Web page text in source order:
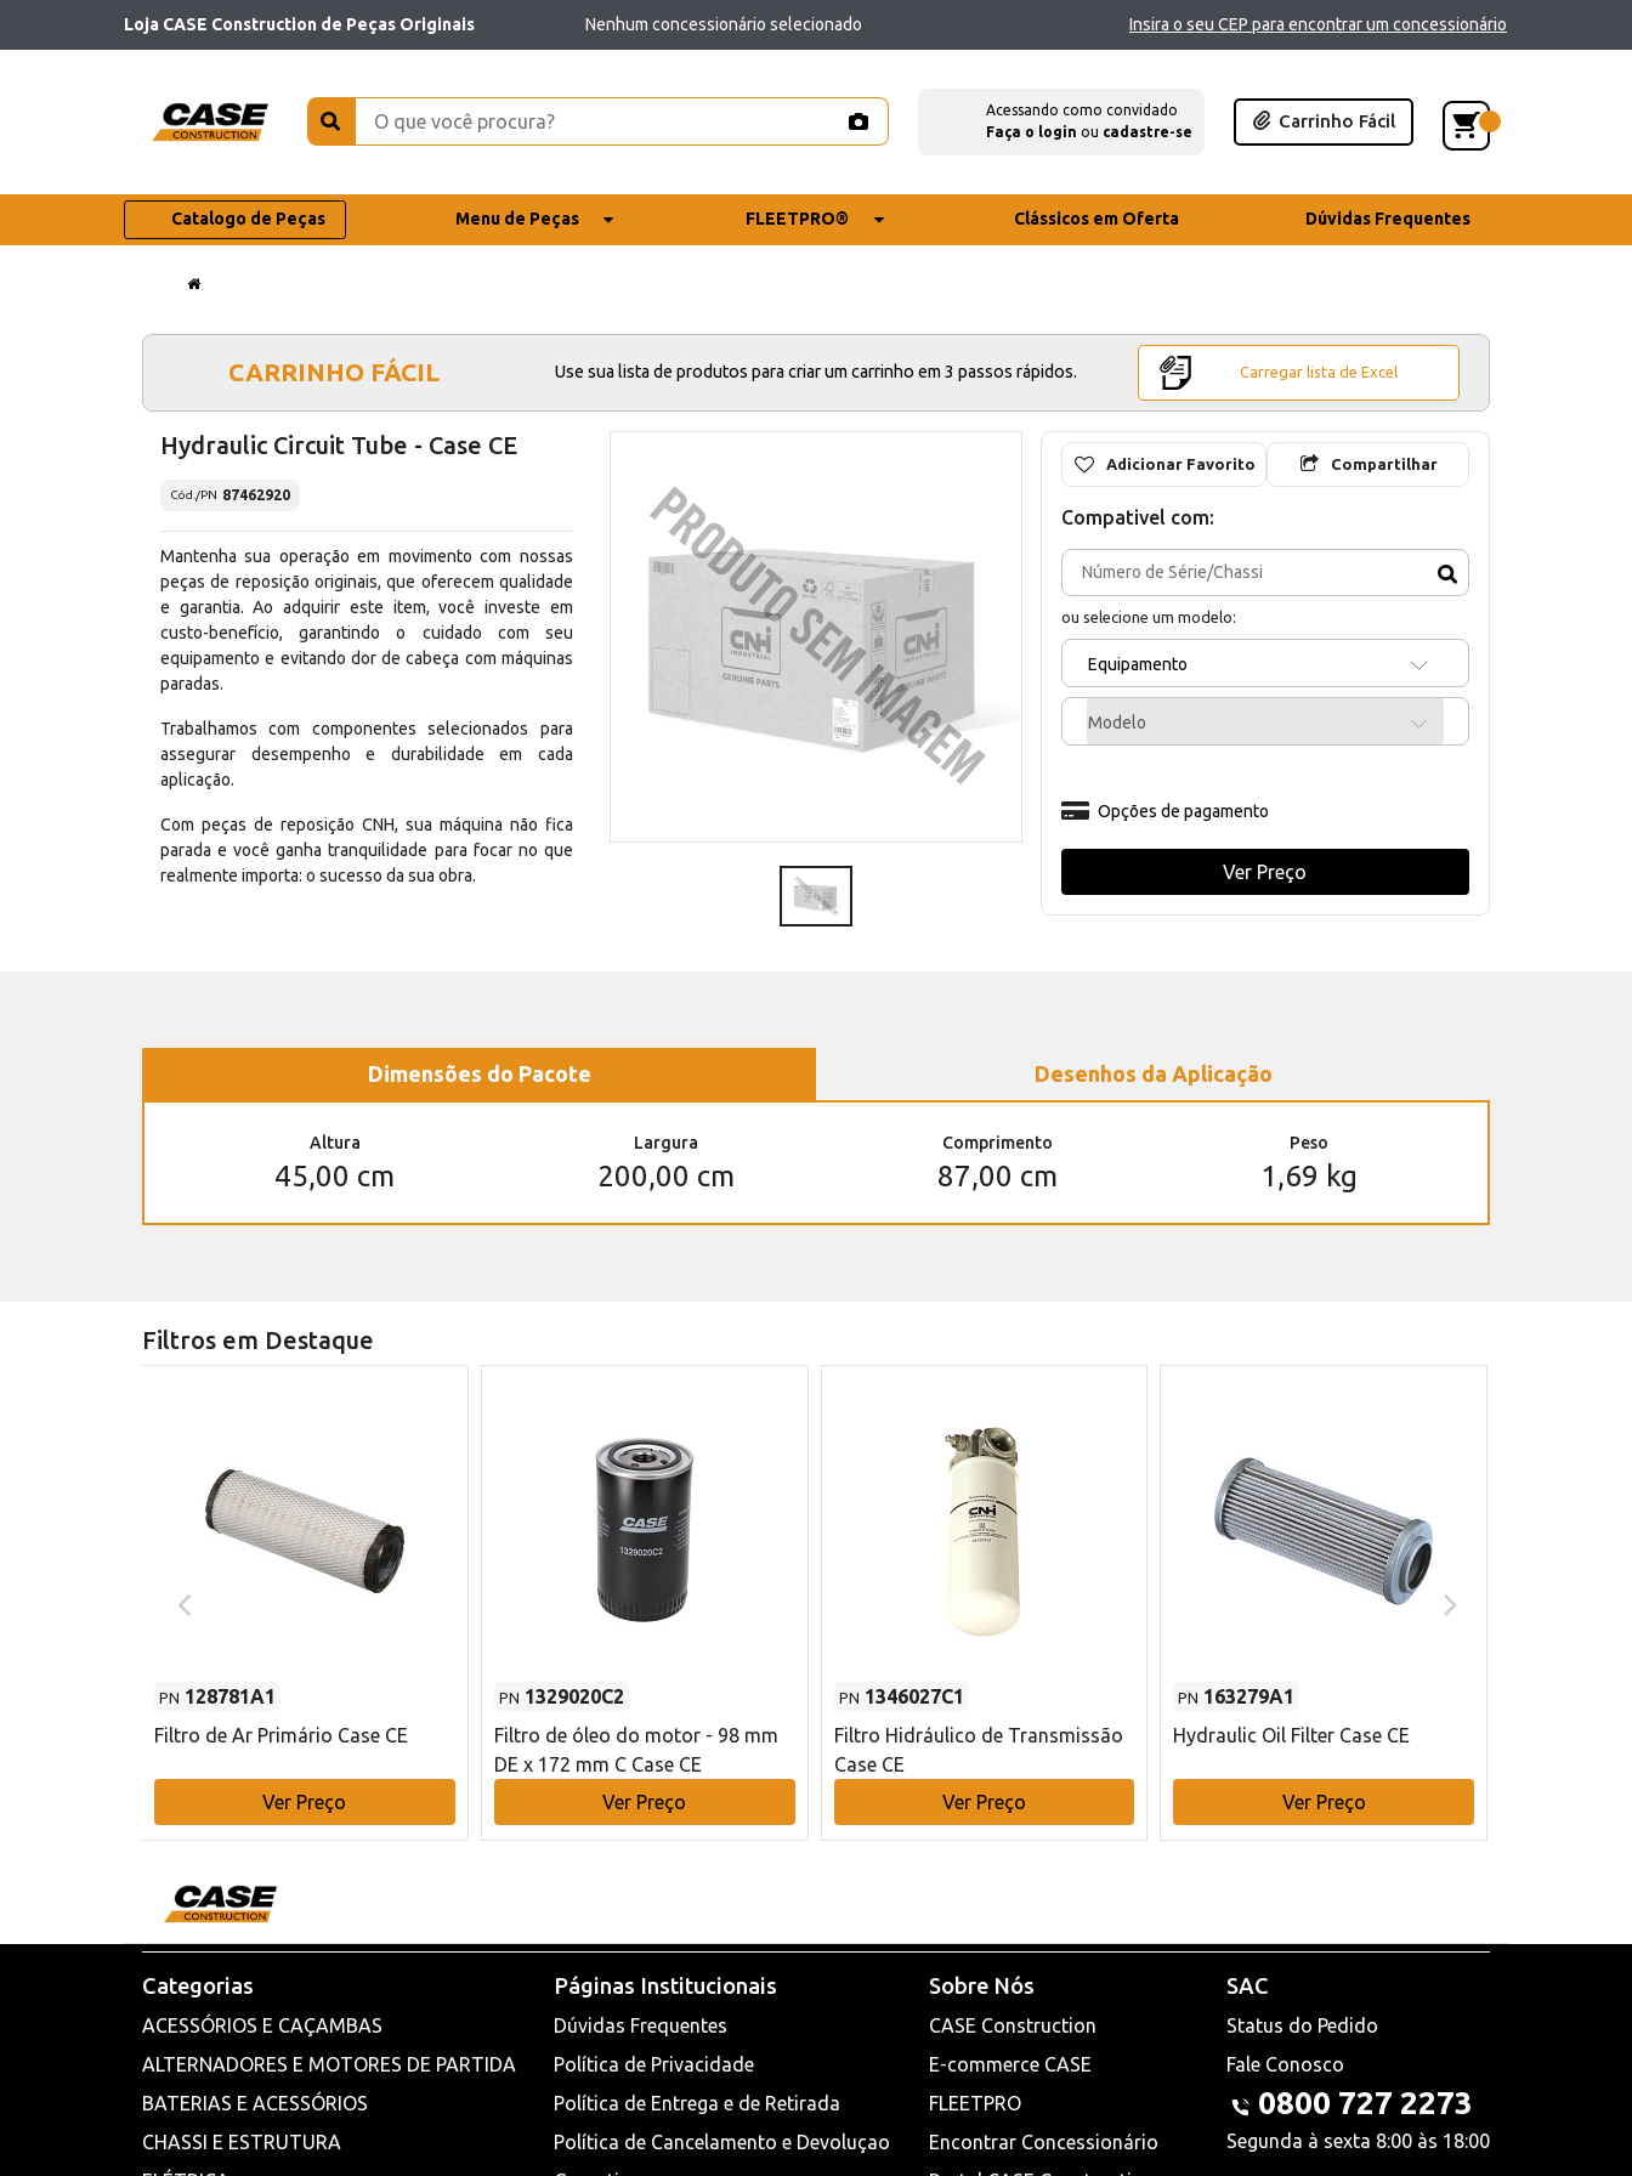
Loja CASE Construction de Peças Originais Nenhum concessionário selecionado Insira o seu CEP para encontrar um concessionário
Acessando como convidado
Faça o login ou cadastre-se
Carrinho Fácil
Catalogo de Peças Menu de Peças FLEETPRO® Clássicos em Oferta Dúvidas Frequentes
CARRINHO FÁCIL Use sua lista de produtos para criar um carrinho em 3 passos rápidos. Carregar lista de Excel
Hydraulic Circuit Tube - Case CE
Cód./PN 87462920
Mantenha sua operação em movimento com nossas
peças de reposição originais, que oferecem qualidade
e garantia. Ao adquirir este item, você investe em
custo-benefício, garantindo o cuidado com seu
equipamento e evitando dor de cabeça com máquinas
paradas.
Trabalhamos com componentes selecionados para
assegurar desempenho e durabilidade em cada
aplicação.
Com peças de reposição CNH, sua máquina não fica
parada e você ganha tranquilidade para focar no que
realmente importa: o sucesso da sua obra.
Adicionar Favorito Compartilhar
Compativel com:
ou selecione um modelo:
Equipamento
Modelo
Opções de pagamento
Ver Preço
Dimensões do Pacote Desenhos da Aplicação
Altura
45,00 cm
Largura
200,00 cm
Comprimento
87,00 cm
Peso
1,69 kg
Filtros em Destaque
PN 128781A1
Filtro de Ar Primário Case CE
Ver Preço
PN 1329020C2
Filtro de óleo do motor - 98 mm
DE x 172 mm C Case CE
Ver Preço
PN 1346027C1
Filtro Hidráulico de Transmissão
Case CE
Ver Preço
PN 163279A1
Hydraulic Oil Filter Case CE
Ver Preço
Categorias
ACESSÓRIOS E CAÇAMBAS
ALTERNADORES E MOTORES DE PARTIDA
BATERIAS E ACESSÓRIOS
CHASSI E ESTRUTURA
Páginas Institucionais
Dúvidas Frequentes
Política de Privacidade
Política de Entrega e de Retirada
Política de Cancelamento e Devoluçao
Sobre Nós
CASE Construction
E-commerce CASE
FLEETPRO
Encontrar Concessionário
SAC
Status do Pedido
Fale Conosco
0800 727 2273
Segunda à sexta 8:00 às 18:00